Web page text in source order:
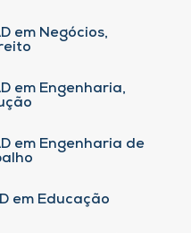
em Negócios,
em Engenharia,
em Engenharia de
em Educação